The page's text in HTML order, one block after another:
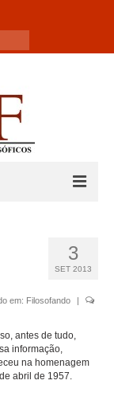
3
SET 2013
em: Filosofando
|
antes de tudo,
informação,
na homenagem
abril de 1957.